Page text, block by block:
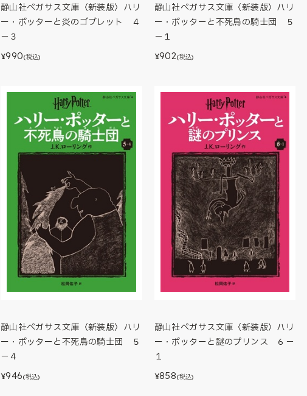
静山社ペガサス文庫〈新装版〉ハリ
ー・ポッターと炎のゴブレット ４
－３
¥990(税込)
静山社ペガサス文庫〈新装版〉ハリ
ー・ポッターと不死鳥の騎士団 ５
－１
¥902(税込)
静山社ペガサス文庫〈新装版〉ハリ
ー・ポッターと不死鳥の騎士団 ５
－４
¥946(税込)
静山社ペガサス文庫〈新装版〉ハリ
ー・ポッターと謎のプリンス ６－
１
¥858(税込)